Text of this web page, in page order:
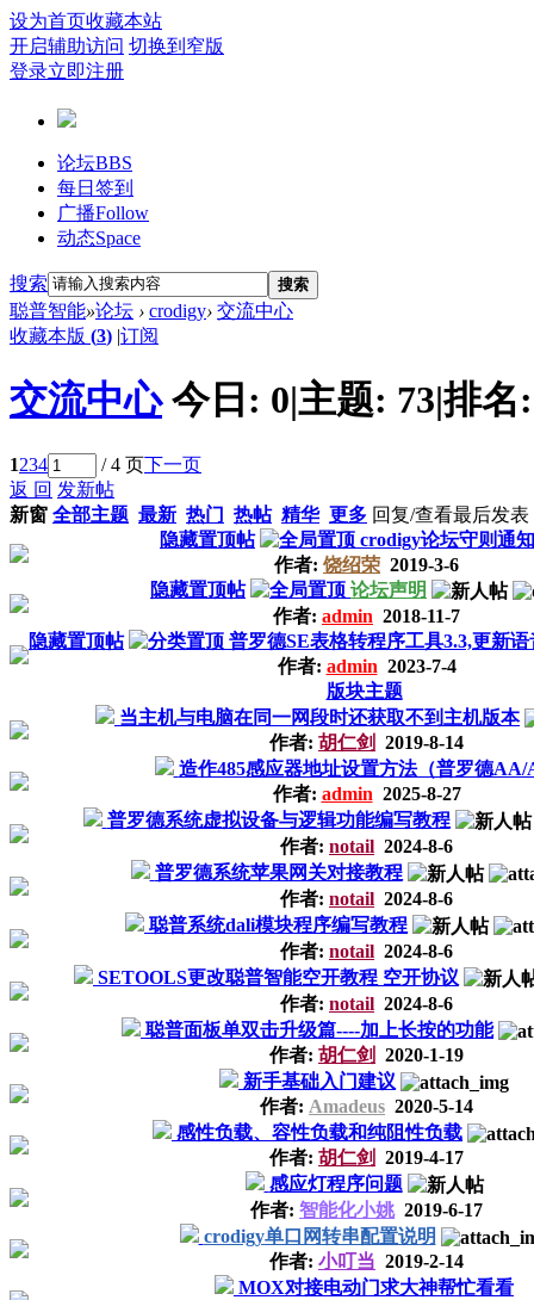
设为首页收藏本站
开启辅助访问 切换到窄版
登录立即注册
论坛BBS
每日签到
广播Follow
动态Space
搜索 搜索
聪普智能»论坛 › crodigy› 交流中心
收藏本版 (3) |订阅
交流中心 今日: 0|主题: 73|排
1234 / 4 页下一页
返 回 发新帖
新窗 全部主题 最新 热门 热帖 精华 更多 回复/查看最后发表
隐藏置顶帖
crodigy论坛守则通知
作者: 饶绍荣 2019-3-6
隐藏置顶帖
论坛声明
作者: admin 2018-11-7
隐藏置顶帖
普罗德SE表格转程序工具3.3,更新
作者: admin 2023-7-4
版块主题
当主机与电脑在同一网段时还获取不到主机版本
作者: 胡仁剑
2019-8-14
造作485感应器地址设置方法（普罗德AA/
作者: admin 2025-8-27
普罗德系统虚拟设备与逻辑功能编写教程
作者: notail 2024-8-6
普罗德系统苹果网关对接教程
作者: notail 2024-8-6
聪普系统dali模块程序编写教程
作者: notail 2024-8-6
SETOOLS更改聪普智能空开教程 空开协议
作者: notail 2024-8-6
聪普面板单双击升级篇----加上长按的功能
作者: 胡仁剑
2020-1-19
新手基础入门建议
作者: Amadeus 2020-5-14
感性负载、容性负载和纯阻性负载
作者: 胡仁剑
2019-4-17
感应灯程序问题
作者: 智能化小姚2019-6-17
crodigy单口网转串配置说明
作者: 小叮当 2019-2-14
MOX对接电动门求大神帮忙看看